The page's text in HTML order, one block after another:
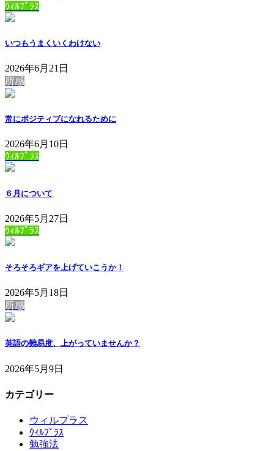
ｳｨﾙﾌﾟﾗｽ
いつもうまくいくわけない
2026年6月21日
所感
常にポジティブになれるために
2026年6月10日
ｳｨﾙﾌﾟﾗｽ
６月について
2026年5月27日
ｳｨﾙﾌﾟﾗｽ
そろそろギアを上げていこうか！
2026年5月18日
所感
英語の難易度、上がっていませんか？
2026年5月9日
カテゴリー
ウィルプラス
ｳｨﾙﾌﾟﾗｽ
勉強法